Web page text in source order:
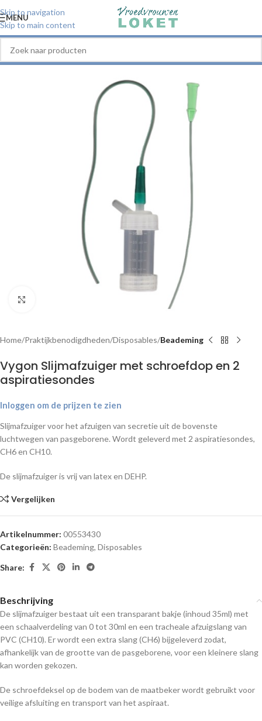
Skip to navigation
Skip to main content
MENU
Home Praktijkbenodigdheden Disposables Beademing
Vygon Slijmafzuiger met schroefdop en 2
aspiratiesondes
Inloggen om de prijzen te zien
Slijmafzuiger voor het afzuigen van secretie uit de bovenste
luchtwegen van pasgeborene. Wordt geleverd met 2 aspiratiesondes,
CH6 en CH10.
De slijmafzuiger is vrij van latex en DEHP.
Vergelijken
Artikelnummer: 00553430
Categorieën: Beademing, Disposables
Share:
Beschrijving
De slijmafzuiger bestaat uit een transparant bakje (inhoud 35ml) met
een schaalverdeling van 0 tot 30ml en een tracheale afzuigslang van
PVC (CH10). Er wordt een extra slang (CH6) bijgeleverd zodat,
afhankelijk van de grootte van de pasgeborene, voor een kleinere slang
kan worden gekozen.
De schroefdeksel op de bodem van de maatbeker wordt gebruikt voor
veilige afsluiting en transport van het aspiraat.